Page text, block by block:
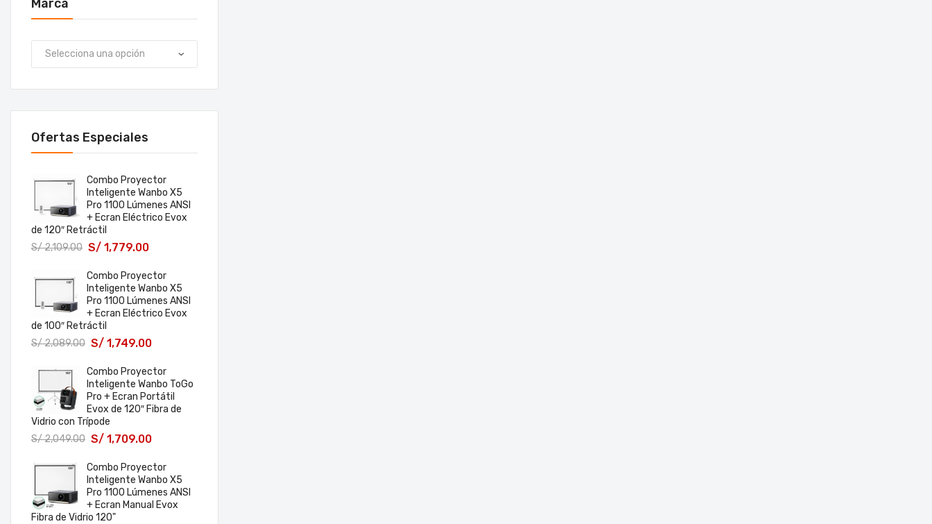
Marca
Ofertas Especiales
Combo Proyector
Inteligente Wanbo X5
Pro 1100 Lúmenes ANSI
+ Ecran Eléctrico Evox
de 120″ Retráctil
S/2,109.00 S/ 1,779.00
Combo Proyector
Inteligente Wanbo X5
Pro 1100 Lúmenes ANSI
+ Ecran Eléctrico Evox
de 100″ Retráctil
S/2,089.00 S/ 1,749.00
Combo Proyector
Inteligente Wanbo ToGo
Pro + Ecran Portátil
Evox de 120″ Fibra de
Vidrio con Trípode
S/2,049.00 S/ 1,709.00
Combo Proyector
Inteligente Wanbo X5
Pro 1100 Lúmenes ANSI
+ Ecran Manual Evox
Fibra de Vidrio 120"